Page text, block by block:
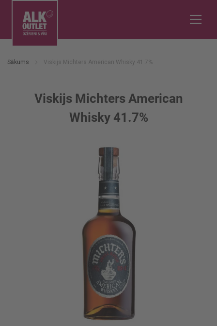
Sākums Viskijs Michters American Whisky 41.7%
Viskijs Michters American
Whisky 41.7%